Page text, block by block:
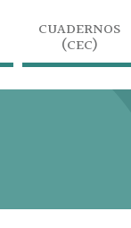
CUADERNOS
(CEC)